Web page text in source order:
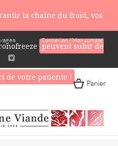
la chaîne du froid, vos
peuvent subir de
de votre patiente !
Connexion / Mon compte
Panier